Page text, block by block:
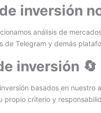
inversión
análisis de
de Telegram y demás
inversión 🔄
basados en
propio criterio y